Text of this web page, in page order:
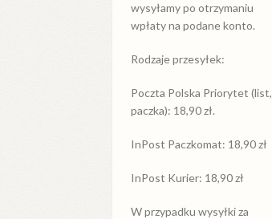
wysyłamy po otrzymaniu
wpłaty na podane konto.
Rodzaje przesyłek:
Poczta Polska Priorytet (list,
paczka): 18,90 zł.
InPost Paczkomat: 18,90 zł
InPost Kurier: 18,90 zł
W przypadku wysyłkiza